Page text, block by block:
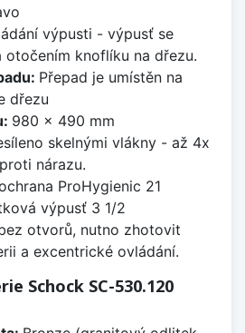
výpusti - výpusť se
otočením knoflíku na dřezu.
Přepad je umístěn na
dřezu
980 x 490 mm
skelnými vlákny - až 4x
nárazu.
ProHygienic 21
výpusť 3 1/2
otvorů, nutno zhotovit
a excentrické ovládání.
Schock SC-530.120